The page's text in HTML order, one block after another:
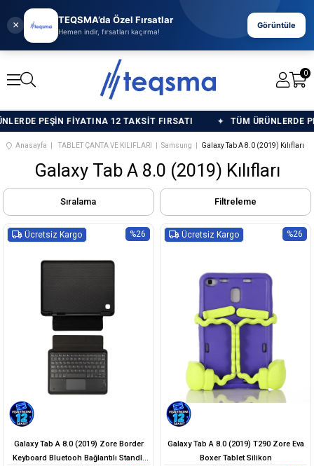
× TEQSMA’da Özel Fırsatlar
Hemen indir, fırsatları kaçırma!
Görüntüle
0
PEŞİN FİYATINA 12 TAKSİT FIRSATI TÜM ÜRÜNLERDE
Anasayfa TABLET ÇANTA VE KILIFLARI Samsung Galaxy Tab A 8.0 (2019) Kılıfları
Galaxy Tab A 8.0 (2019) Kılıfları
Filtreleme
Sıralama
Galaxy Tab A 8.0 (2019) Zore Border
Keyboard Bluetooh Bağlantılı Standlı
%26
Ücretsiz Kargo
Galaxy Tab A 8.0 (2019) T290 Zore Eva
Boxer Tablet Silikon
%26
Ücretsiz Kargo